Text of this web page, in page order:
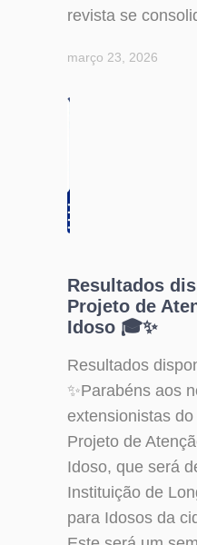
revista se
março 23, 2026
Resultados
Projeto de
Idoso 🎓✨
Resultados
✨Parabéns aos
extensionistas
Projeto de
Idoso, que será
Instituição de
para Idosos da